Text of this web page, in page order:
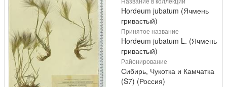
Hordeum jubatum (Ячмень
гривастый)
Принятое название
Hordeum jubatum L. (Ячмень
гривастый)
Районирование
Сибирь, Чукотка и Камчатка
(S7) (Россия)